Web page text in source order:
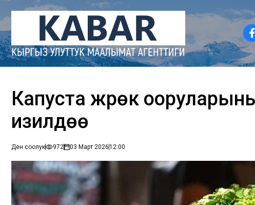
Капуста жүрөк
изилдөө
Ден соолук 972 03 Март 202612:00